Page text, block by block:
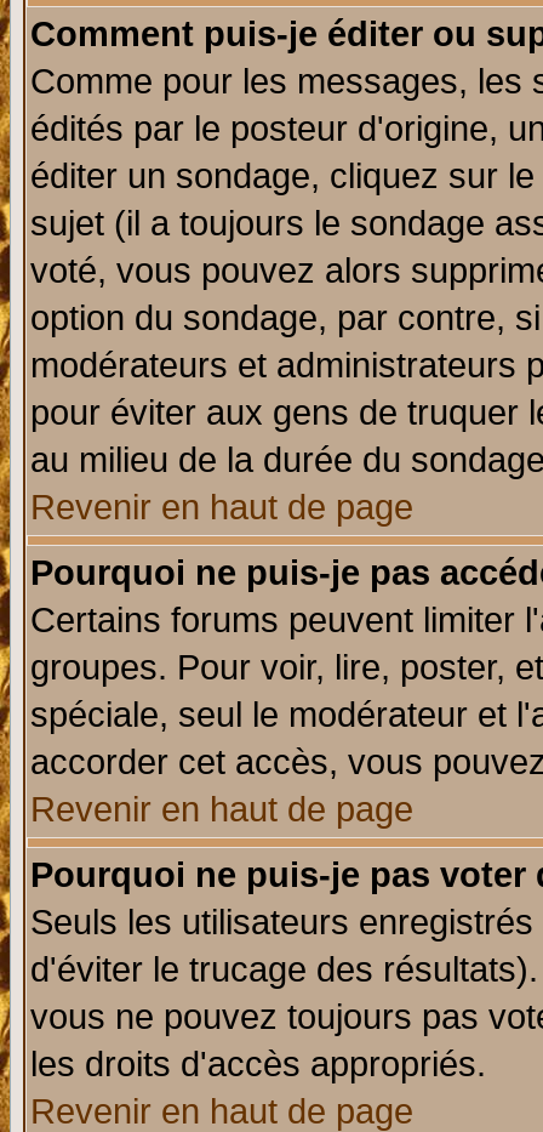
Comment puis-je éditer ou
Comme pour les messages, les
édités par le posteur d'origine,
éditer un sondage, cliquez sur
sujet (il a toujours le sondage
voté, vous pouvez alors
option du sondage, par contre,
modérateurs et administrateurs
pour éviter aux gens de truquer
au milieu de la durée du
Revenir en haut de page
Pourquoi ne puis-je pas
Certains forums peuvent limiter
groupes. Pour voir, lire, poster,
spéciale, seul le modérateur et
accorder cet accès, vous
Revenir en haut de page
Pourquoi ne puis-je pas voter
Seuls les utilisateurs
d'éviter le trucage des
vous ne pouvez toujours pas
les droits d'accès appropriés.
Revenir en haut de page